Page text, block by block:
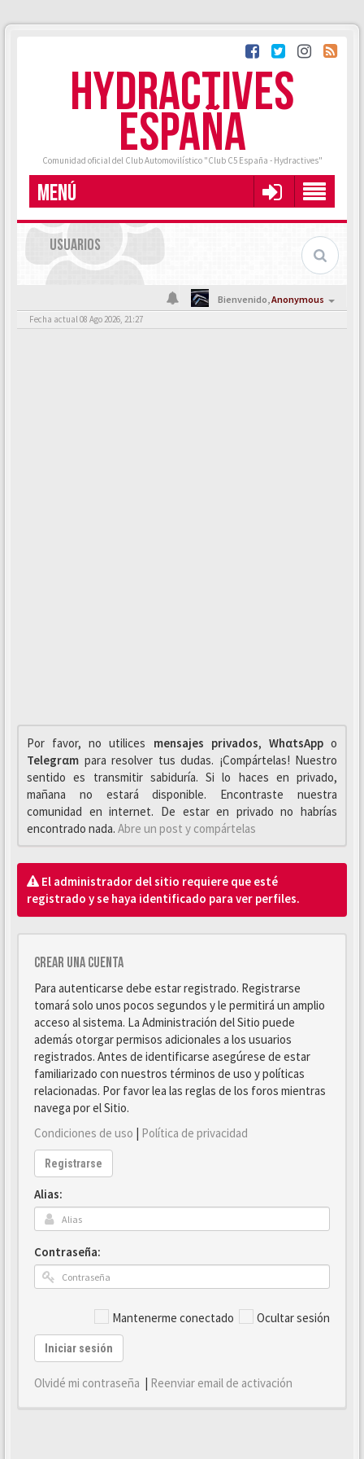
HYDRACTIVES
ESPAÑA
Comunidad oficial del Club Automovilístico "Club C5 España - Hydractives"
MENÚ
USUARIOS
Bienvenido,Anonymous
Fecha actual 08 Ago 2026, 21:27
Por favor, no utilices mensajes privados, WhαtsAppo
Telegrαm para resolver tus dudas. ¡Compártelas! Nuestro
sentido es transmitir sabiduría. Si lo haces en privado,
mañana no estará disponible. Encontraste nuestra
comunidad en internet. De estar en privado no habrías
encontrado nada. Abre un post y compártelas
El administrador del sitio requiere que esté
registrado y se haya identificado para ver perfiles.
Crear una cuenta
Para autenticarse debe estar registrado. Registrarse
tomará solo unos pocos segundos y le permitirá un amplio
acceso al sistema. La Administración del Sitio puede
además otorgar permisos adicionales a los usuarios
registrados. Antes de identificarse asegúrese de estar
familiarizado con nuestros términos de uso y políticas
relacionadas. Por favor lea las reglas de los foros mientras
navega por el Sitio.
Condiciones de uso | Política de privacidad
Registrarse
Alias:
Contraseña:
Mantenerme conectado Ocultar sesión
Iniciar sesión
Olvidé mi contraseña | Reenviar email de activación